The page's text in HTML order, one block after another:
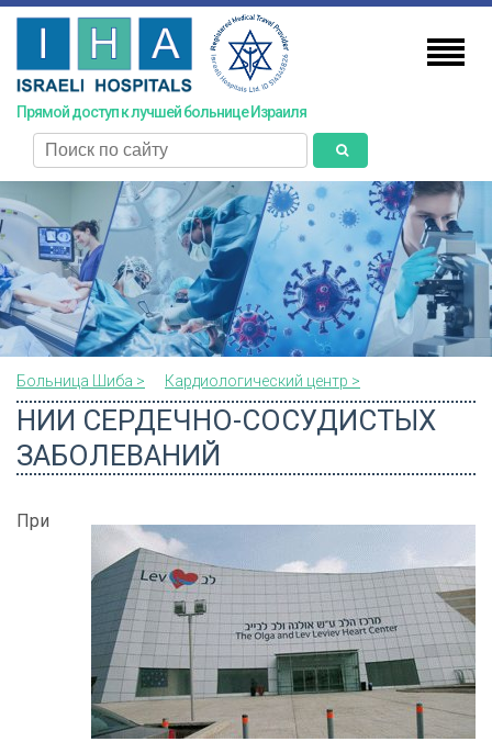
Skip
main
content
Прямой доступ к лучшей больнице Израиля
поиск
Больница Шиба > Кардиологический центр >
НИИ СЕРДЕЧНО-СОСУДИСТЫХ
ЗАБОЛЕВАНИЙ
При